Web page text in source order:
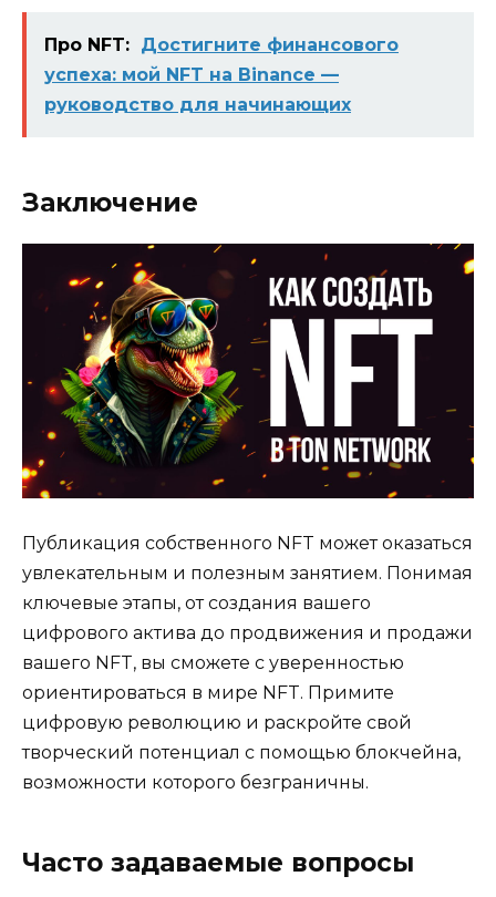
Про NFT: Достигните финансового
успеха: мой NFT на Binance —
руководство для начинающих
Заключение
Публикация собственного NFT может оказаться
увлекательным и полезным занятием. Понимая
ключевые этапы, от создания вашего
цифрового актива до продвижения и продажи
вашего NFT, вы сможете с уверенностью
ориентироваться в мире NFT. Примите
цифровую революцию и раскройте свой
творческий потенциал с помощью блокчейна,
возможности которого безграничны.
Часто задаваемые вопросы